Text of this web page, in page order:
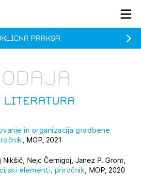
PRIJAVA
uporabniškim imenom in geslom.
literatura
praksa
in organizacija gradbene
, MOP, 2021
Nejc Černigoj, Janez P. Grom,
elementi, priročnik, MOP, 2020
novičnik
z novicami in se naročite na
izbiro.
na vaš elektronski naslov.